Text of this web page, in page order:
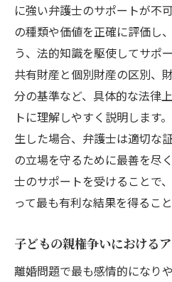
に強い弁護士のサポートが不
の種類や価値を正確に評価し
う、法的知識を駆使してサポ
共有財産と個別財産の区別、
分の基準など、具体的な法律
トに理解しやすく説明します
生した場合、弁護士は適切な
の立場を守るために最善を尽
士のサポートを受けることで
って最も有利な結果を得るこ
子どもの親権争いにおける
離婚問題で最も感情的になり